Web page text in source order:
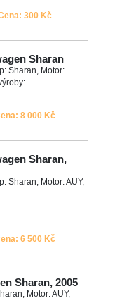
300 Kč
Sharan
Sharan, Motor:
8 000 Kč
Sharan,
Sharan, Motor: AUY,
6 500 Kč
Sharan, 2005
Motor: AUY,